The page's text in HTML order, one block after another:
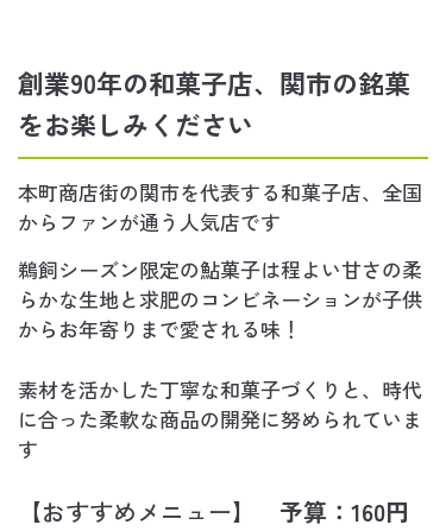
創業90年の和菓子店、関市の銘菓
をお楽しみください
本町商店街の関市を代表する和菓子店、全国
からファンが通う人気店です
鵜飼シーズン限定の鮎菓子は程よい甘さの柔
らかな生地と求肥のコンビネーションが子供
からお年寄りまで愛される味！
素材を活かした丁寧な和菓子づくりと、時代
に合った柔軟な商品の開発に努められていま
す
【おすすめメニュー】 予算：160円